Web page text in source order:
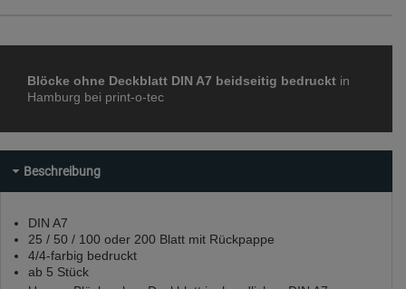
Blöcke ohne Deckblatt DIN A7 beidseitig bedruckt in
Hamburg bei print-o-tec
Beschreibung
DIN A7
25 / 50 / 100 oder 200 Blatt mit Rückpappe
4/4-farbig bedruckt
ab 5 Stück